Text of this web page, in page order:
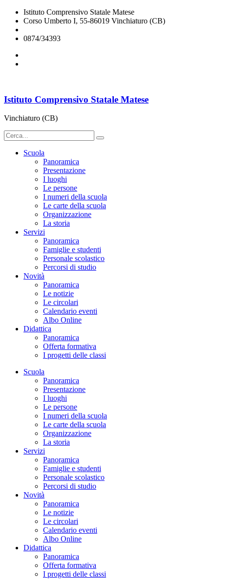
Istituto Comprensivo Statale Matese
Corso Umberto I, 55-86019 Vinchiaturo (CB)
0874/34393
Istituto Comprensivo Statale Matese
Vinchiaturo (CB)
Scuola
Panoramica
Presentazione
I luoghi
Le persone
I numeri della scuola
Le carte della scuola
Organizzazione
La storia
Servizi
Panoramica
Famiglie e studenti
Personale scolastico
Percorsi di studio
Novità
Panoramica
Le notizie
Le circolari
Calendario eventi
Albo Online
Didattica
Panoramica
Offerta formativa
I progetti delle classi
Scuola
Panoramica
Presentazione
I luoghi
Le persone
I numeri della scuola
Le carte della scuola
Organizzazione
La storia
Servizi
Panoramica
Famiglie e studenti
Personale scolastico
Percorsi di studio
Novità
Panoramica
Le notizie
Le circolari
Calendario eventi
Albo Online
Didattica
Panoramica
Offerta formativa
I progetti delle classi